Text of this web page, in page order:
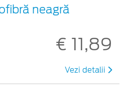
neagră
€ 11,89
Vezi detalii